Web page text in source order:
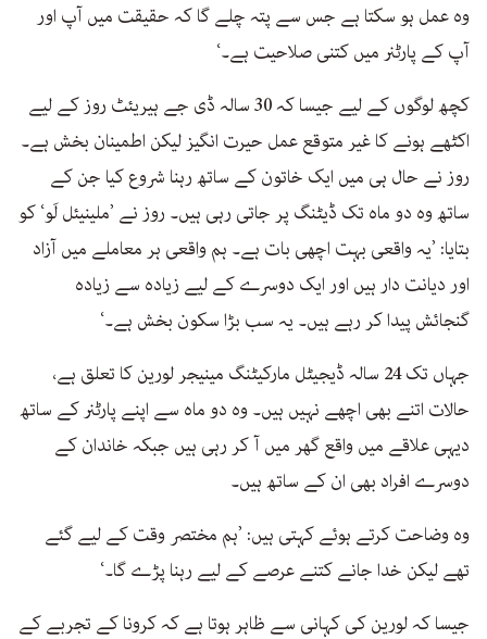
وہ عمل ہو سکتا ہے جس سے پتہ چلے گا کہ حقیقت میں آپ اور
آپ کے پارٹنر میں کتنی صلاحیت ہے۔‘
کچھ لوگوں کے لیے جیسا کہ 30 سالہ ڈی جے ہیریئٹ روز کے لیے
اکٹھے ہونے کا غیر متوقع عمل حیرت انگیز لیکن اطمینان بخش ہے۔
روز نے حال ہی میں ایک خاتون کے ساتھ رہنا شروع کیا جن کے
ساتھ وہ دو ماہ تک ڈیٹنگ پر جاتی رہی ہیں۔ روز نے ’ملینیئل لَو‘ کو
بتایا: ’یہ واقعی بہت اچھی بات ہے۔ ہم واقعی ہر معاملے میں آزاد
اور دیانت دار ہیں اور ایک دوسرے کے لیے زیادہ سے زیادہ
گنجائش پیدا کر رہے ہیں۔ یہ سب بڑا سکون بخش ہے۔‘
جہاں تک 24 سالہ ڈیجیٹل مارکیٹنگ مینیجر لورین کا تعلق ہے،
حالات اتنے بھی اچھے نہیں ہیں۔ وہ دو ماہ سے اپنے پارٹنر کے ساتھ
دیہی علاقے میں واقع گھر میں آ کر رہی ہیں جبکہ خاندان کے
دوسرے افراد بھی ان کے ساتھ ہیں۔
وہ وضاحت کرتے ہوئے کہتی ہیں: ’ہم مختصر وقت کے لیے گئے
تھے لیکن خدا جانے کتنے عرصے کے لیے رہنا پڑے گا۔‘
جیسا کہ لورین کی کہانی سے ظاہر ہوتا ہے کہ کرونا کے تجربے کے